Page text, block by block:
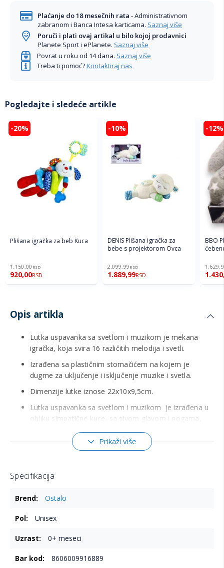
Plaćanje do 18 mesečnih rata - Administrativnom
zabranom i Banca Intesa karticama. Saznaj više
Poruči i plati ovaj artikal u bilo kojoj prodavnici
Planete Sport i ePlanete. Saznaj više
Povrat u roku od 14 dana. Saznaj više
Treba ti pomoć?Kontaktiraj nas
Pogledajte i sledeće artikle
-20%
Plišana igračka za beb Kuca
1.150,00RSD
920,00RSD
-10%
DENIS Plišana igračka za
bebe s projektorom Ovca
2.099,99RSD
1.889,99RSD
-12%
BBO
Opis artikla
Lutka uspavanka sa svetlom i muzikom je mekana
igračka, koja svira 16 različitih melodija i svetli.
Izrađena sa plastičnim stomačićem na kojem je
dugme za uključenje i isključenje muzike i svetla.
Dimenzije lutke iznose 22x10x9,5cm.
Lutka uspavanka sa svetlom i muzikom je izrađena u
obliku simpatične kuce, sa sivom glavom i nogama,
Različite teksture i boje podstiču razvoj detetovih čula,
Prikaži više
Specifikacija
informacijaOstalo
Unisex
0+ meseci
8606009916889